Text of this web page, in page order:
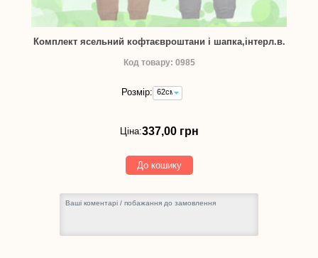
Комплект ясельний кофтаєвроштани і шапка,інтерл.в.
Код товару: 0985
Розмір: 62см
-
Ціна:337,00 грн
До кошику